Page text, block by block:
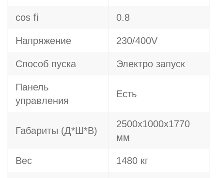
cos fi 0.8
Напряжение 230/400V
Способ пуска Электро запуск
Панель
управления
Есть
Габариты (Д*Ш*В)
2500х1000х1770
мм
Вес 1480 кг